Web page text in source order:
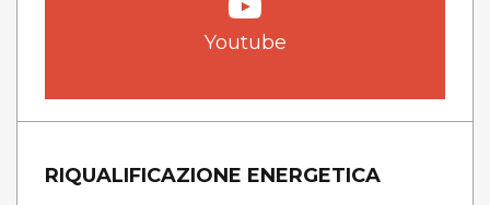
Youtube
RIQUALIFICAZIONE ENERGETICA